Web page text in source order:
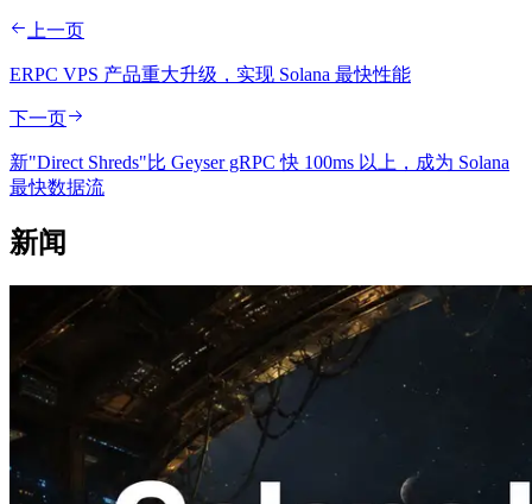
上一页
ERPC VPS 产品重大升级，实现 Solana 最快性能
下一页
新"Direct Shreds"比 Geyser gRPC 快 100ms 以上，成为 Solana
最快数据流
新闻